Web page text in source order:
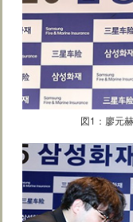
図1：廖元